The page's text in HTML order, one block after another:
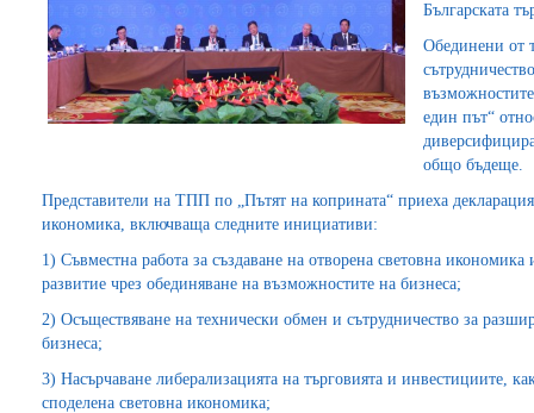
Българската
Обединени от
един път“
общо бъдеще.
Представители на ТПП по „Пътят на коприната“ приеха
икономика, включваща следните инициативи:
1) Съвместна работа за създаване на отворена световна
развитие чрез обединяване на възможностите на бизнеса;
2) Осъществяване на технически обмен и сътрудничество за
бизнеса;
3) Насърчаване либерализацията на търговията и инвестициите,
споделена световна икономика;